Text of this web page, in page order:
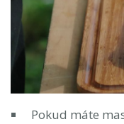
Pokud máte